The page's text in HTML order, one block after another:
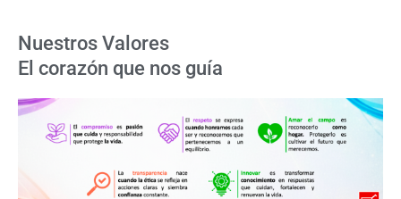
Nuestros Valores
El corazón que nos guía